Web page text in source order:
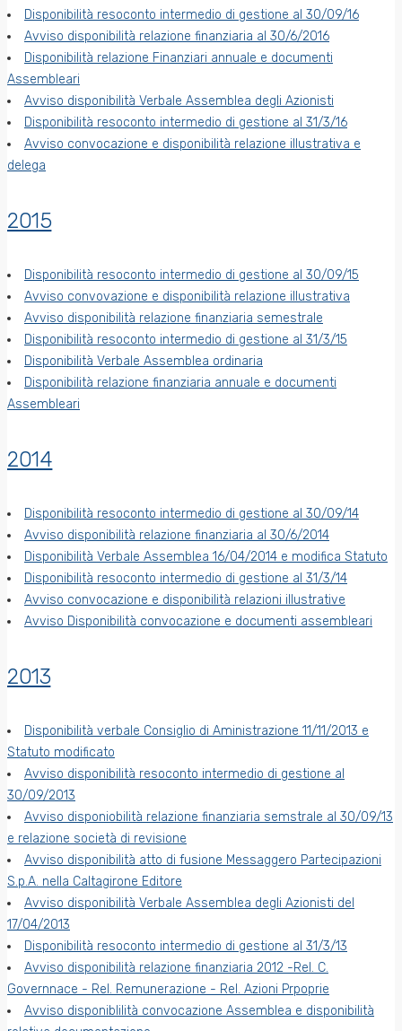
Disponibilità resoconto intermedio di gestione al 30/09/16
Avviso disponibilità relazione finanziaria al 30/6/2016
Disponibilità relazione Finanziari annuale e documenti
Assembleari
Avviso disponibilità Verbale Assemblea degli Azionisti
Disponibilità resoconto intermedio di gestione al 31/3/16
Avviso convocazione e disponibilità relazione illustrativa e
delega
2015
Disponibilità resoconto intermedio di gestione al 30/09/15
Avviso convovazione e disponibilità relazione illustrativa
Avviso disponibilità relazione finanziaria semestrale
Disponibilità resoconto intermedio di gestione al 31/3/15
Disponibilità Verbale Assemblea ordinaria
Disponibilità relazione finanziaria annuale e documenti
Assembleari
2014
Disponibilità resoconto intermedio di gestione al 30/09/14
Avviso disponibilità relazione finanziaria al 30/6/2014
Disponibilità Verbale Assemblea 16/04/2014 e modifica Statuto
Disponibilità resoconto intermedio di gestione al 31/3/14
Avviso convocazione e disponibilità relazioni illustrative
Avviso Disponibilità convocazione e documenti assembleari
2013
Disponibilità verbale Consiglio di Aministrazione 11/11/2013 e
Statuto modificato
Avviso disponibilità resoconto intermedio di gestione al
30/09/2013
Avviso disponiobilità relazione finanziaria semstrale al 30/09/13
e relazione società di revisione
Avviso disponibilità atto di fusione Messaggero Partecipazioni
S.p.A. nella Caltagirone Editore
Avviso disponibilità Verbale Assemblea degli Azionisti del
17/04/2013
Disponibilità resoconto intermedio di gestione al 31/3/13
Avviso disponibilità relazione finanziaria 2012 -Rel. C.
Governnace - Rel. Remunerazione - Rel. Azioni Prpoprie
Avviso disponiblilità convocazione Assemblea e disponibilità